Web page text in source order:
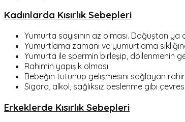
Kadınlarda Kısırlık Sebepleri
Yumurta sayısının az olması. Doğuştan
Yumurtlama zamanı ve yumurtlama
Yumurta ile spermin birleşip, döllenmenin
Rahimin yapışık olması.
Bebeğin tutunup gelişmesini sağlayan
Sigara, alkol, sağlıksız beslenme gibi
Erkeklerde Kısırlık Sebepleri